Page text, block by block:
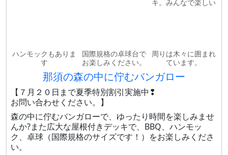
キ。みんなで楽しい
ハンモックもありま
す
国際規格の卓球台で
お楽しみください。
周りは木々に囲まれ
ています。
那須の森の中に佇むバンガロー
【７月２０日まで夏季特別割引実施中❢
お問い合わせください。】
森の中に佇むバンガローで、ゆったり時間を楽しみませ
んか?また広大な屋根付きデッキで、BBQ、ハンモッ
ク、卓球（国際規格のサイズです！）をお楽しみくださ
い。